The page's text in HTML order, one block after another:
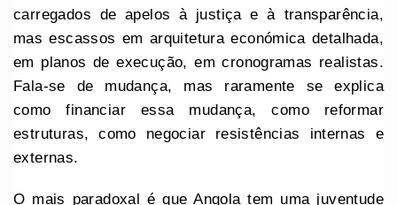
carregados de apelos à justiça e à transparência,
mas escassos em arquitetura económica detalhada,
em planos de execução, em cronogramas realistas.
Fala-se de mudança, mas raramente se explica
como financiar essa mudança, como reformar
estruturas, como negociar resistências internas e
externas.
O mais paradoxal é que Angola tem uma juventude